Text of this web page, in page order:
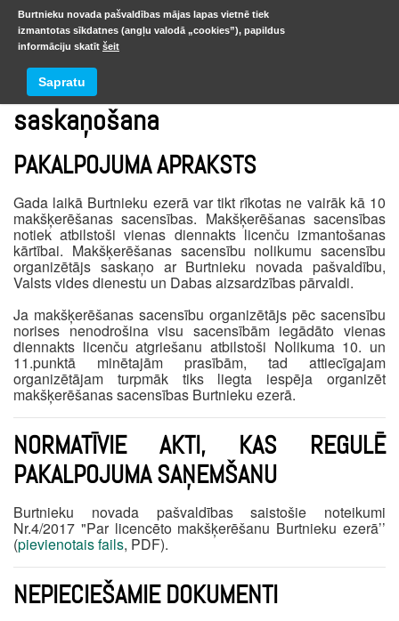
Makšķerēšanas sacensību
saskaņošana
PAKALPOJUMA APRAKSTS
Gada laikā Burtnieku ezerā var tikt rīkotas ne vairāk kā 10
makšķerēšanas sacensības. Makšķerēšanas sacensības
notiek atbilstoši vienas diennakts licenču izmantošanas
kārtībai. Makšķerēšanas sacensību nolikumu sacensību
organizētājs saskaņo ar Burtnieku novada pašvaldību,
Valsts vides dienestu un Dabas aizsardzības pārvaldi.
Ja makšķerēšanas sacensību organizētājs pēc sacensību
norises nenodrošina visu sacensībām iegādāto vienas
diennakts licenču atgriešanu atbilstoši Nolikuma 10. un
11.punktā minētajām prasībām, tad attiecīgajam
organizētājam turpmāk tiks liegta iespēja organizēt
makšķerēšanas sacensības Burtnieku ezerā.
NORMATĪVIE AKTI, KAS REGULĒ
PAKALPOJUMA SAŅEMŠANU
Burtnieku novada pašvaldības saistošie noteikumi
Nr.4/2017 "Par licencēto makšķerēšanu Burtnieku ezerā’’
(pievienotais fails, PDF).
NEPIECIEŠAMIE DOKUMENTI
Burtnieku novada pašvaldības mājas lapas vietnē tiek
izmantotas sīkdatnes (angļu valodā „cookies”), papildus
informāciju skatīt šeit
Sapratu